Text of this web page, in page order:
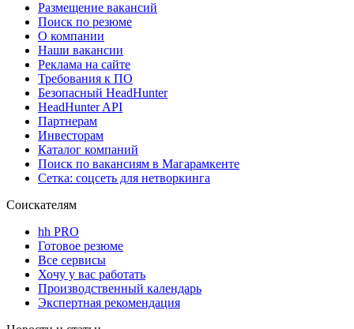
Размещение вакансий
Поиск по резюме
О компании
Наши вакансии
Реклама на сайте
Требования к ПО
Безопасный HeadHunter
HeadHunter API
Партнерам
Инвесторам
Каталог компаний
Поиск по вакансиям в Магарамкенте
Сетка: соцсеть для нетворкинга
Соискателям
hh PRO
Готовое резюме
Все сервисы
Хочу у вас работать
Производственный календарь
Экспертная рекомендация